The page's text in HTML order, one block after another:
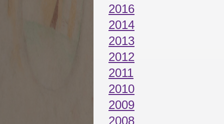
2016
2014
2013
2012
2011
2010
2009
2008